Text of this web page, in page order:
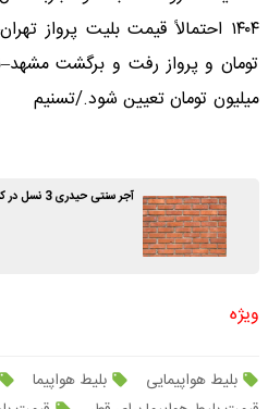
میلیون تومان تعیین شود./تسنیم
آجر سنتی حیدری 3 نسل در کنار ایرانیان
ویژه
بلیط هواپیمایی بلیط هواپیما